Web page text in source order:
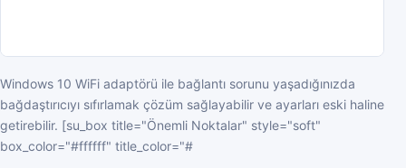
Windows 10 WiFi adaptörü ile bağlantı sorunu yaşadığınızda
bağdaştırıcıyı sıfırlamak çözüm sağlayabilir ve ayarları eski haline
getirebilir. [su_box title="Önemli Noktalar" style="soft"
box_color="#ffffff" title_color="#